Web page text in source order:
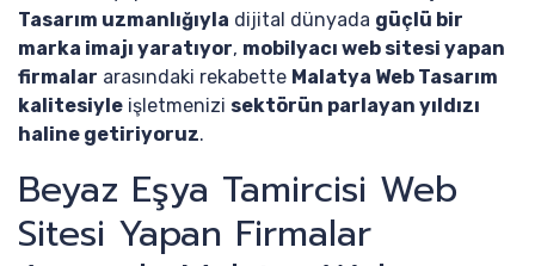
Tasarım uzmanlığıyla dijital dünyada güçlü bir
marka imajı yaratıyor, mobilyacı web sitesi yapan
firmalar arasındaki rekabette Malatya Web Tasarım
kalitesiyle işletmenizi sektörün parlayan yıldızı
haline getiriyoruz.
Beyaz Eşya Tamircisi Web
Sitesi Yapan Firmalar